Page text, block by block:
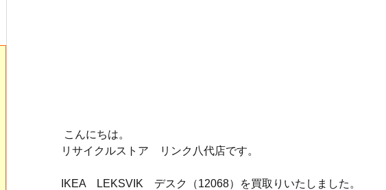
こんにちは。
リサイクルストア　リンク八代店です。
IKEA　LEKSVIK　デスク（12068）を買取りいたしました。